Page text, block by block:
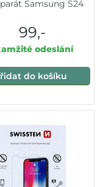
Samsung S24
99,-
odeslání
do košíku